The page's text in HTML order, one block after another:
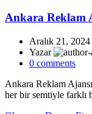
Ankara Reklam
Aralık 21, 2024
Yazar
0 comments
Ankara Reklam
her bir semtiyle farklı